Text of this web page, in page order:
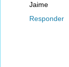
Jaime
Responder